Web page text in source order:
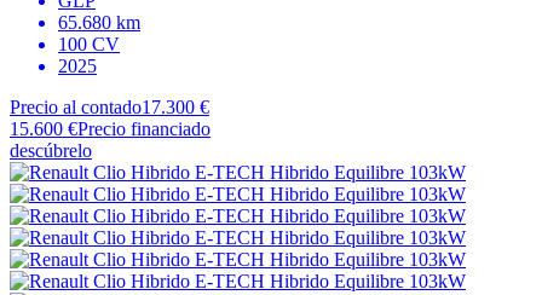
65.680 km
100 CV
2025
Precio al contado17.300 €
15.600 €Precio financiado
descúbrelo